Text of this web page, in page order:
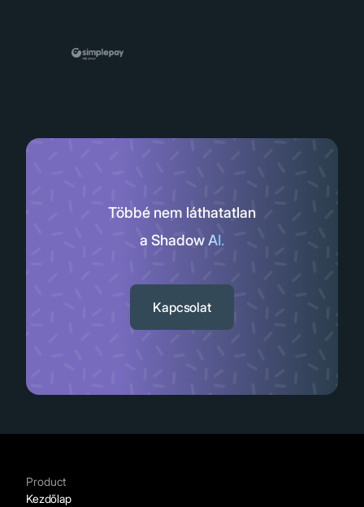
Többé nem láthatatlan
a Shadow AI.
Kapcsolat
Product
Kezdőlap